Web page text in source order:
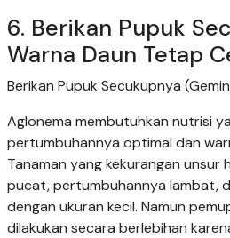
6. Berikan Pupuk
Warna Daun Tetap
Berikan Pupuk Secukupnya
Aglonema membutuhkan nutrisi
pertumbuhannya optimal dan
Tanaman yang kekurangan unsur
pucat, pertumbuhannya lambat,
dengan ukuran kecil. Namun
dilakukan secara berlebihan